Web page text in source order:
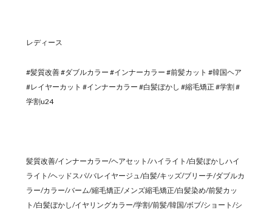
レディース
#髪質改善 #ダブルカラー #インナーカラー #前髪カット #韓国ヘア
#レイヤーカット #インナーカラー #白髪ぼかし #縮毛矯正 #学割 #
学割u24
髪質改善/インナーカラー/ヘアセット/ハイライト/白髪ぼかしハイ
ライト/ヘッドスパ/バレイヤージュ/白髪/キッズ/ブリーチ/ダブルカ
ラー/カラー/バーム/縮毛矯正/メンズ縮毛矯正/白髪染め/前髪カッ
ト/白髪ぼかし/イヤリングカラー/学割/前髪/韓国/ボブ/ショート/シ